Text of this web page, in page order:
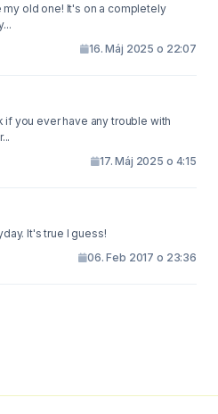
old one! It's on a completely
16. Máj 2025 o 22:07
any trouble with
17. Máj 2025 o 4:15
It's true I guess!
06. Feb 2017 o 23:36